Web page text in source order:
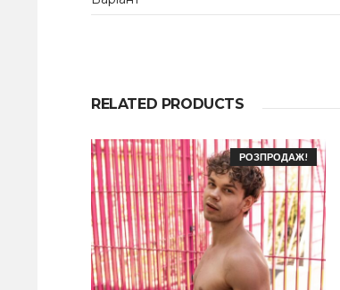
RELATED PRODUCTS
РОЗПРОДАЖ!